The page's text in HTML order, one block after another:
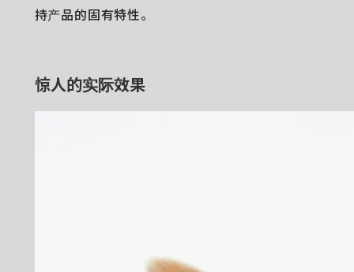
持产品的固有特性。
惊人的实际效果